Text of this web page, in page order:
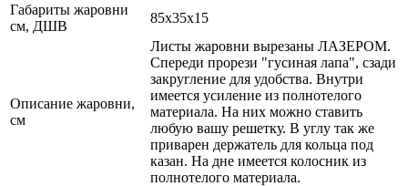
Габариты жаровни
см, ДШВ
85x35x15
Описание жаровни,
см
Листы жаровни вырезаны ЛАЗЕРОМ.
Спереди прорези "гусиная лапа", сзади
закругление для удобства. Внутри
имеется усиление из полнотелого
материала. На них можно ставить
любую вашу решетку. В углу так же
приварен держатель для кольца под
казан. На дне имеется колосник из
полнотелого материала.